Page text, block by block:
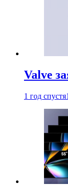
Valve
1 год спустя